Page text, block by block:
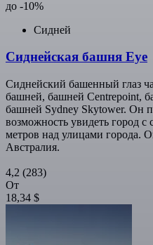
до -10%
Сидней
Сиднейская башня Eye
Сиднейский башенный глаз
башней, башней Centrepoint,
башней Sydney Skytower. Он
возможность увидеть город
метров над улицами города.
Австралия.
4,2 (283)
От
18,34 $